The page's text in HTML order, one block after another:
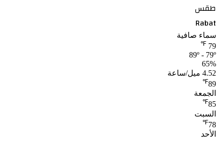
طقس
Rabat
سماء صافية
79
℉
89º - 79º
65%
4.52 ميل/ساعة
89
℉
الجمعة
85
℉
السبت
78
℉
الأحد